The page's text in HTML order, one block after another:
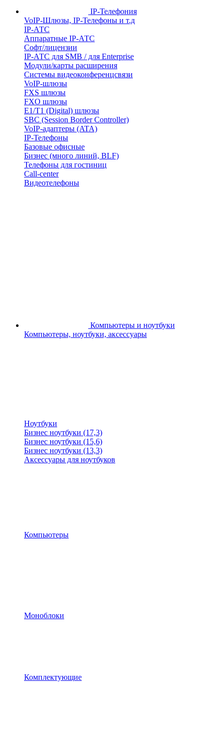
IP-Телефония
VoIP-Шлюзы, IP-Телефоны и т.д
IP-АТС
Аппаратные IP-АТС
Софт/лицензии
IP-АТС для SMB / для Enterprise
Модули/карты расширения
Системы видеоконференцсвязи
VoIP-шлюзы
FXS шлюзы
FXO шлюзы
E1/T1 (Digital) шлюзы
SBC (Session Border Controller)
VoIP-адаптеры (ATA)
IP-Телефоны
Базовые офисные
Бизнес (много линий, BLF)
Телефоны для гостиниц
Call-center
Видеотелефоны
Компьютеры и ноутбуки
Компьютеры, ноутбуки, аксессуары
Ноутбуки
Бизнес ноутбуки (17,3)
Бизнес ноутбуки (15,6)
Бизнес ноутбуки (13,3)
Аксессуары для ноутбуков
Компьютеры
Моноблоки
Комплектующие